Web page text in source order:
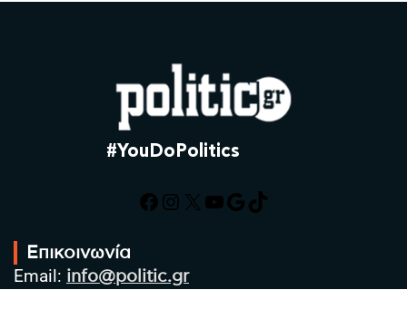
#YouDoPolitics
Facebook
Instagram
X YouTube
Google
TikTok
Επικοινωνία
Email: info@politic.gr